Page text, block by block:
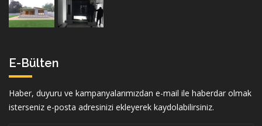
E-Bülten
Haber, duyuru ve kampanyalarımızdan e-mail ile haberdar olmak
isterseniz e-posta adresinizi ekleyerek kaydolabilirsiniz.